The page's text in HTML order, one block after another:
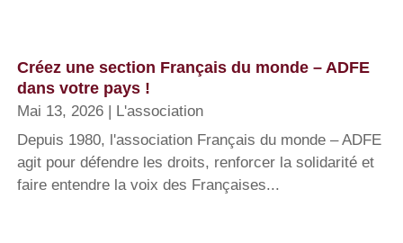
Créez une section Français du monde – ADFE
dans votre pays !
Mai 13, 2026
L'association
Depuis 1980, l'association Français du monde – ADFE
agit pour défendre les droits, renforcer la solidarité et
faire entendre la voix des Françaises...